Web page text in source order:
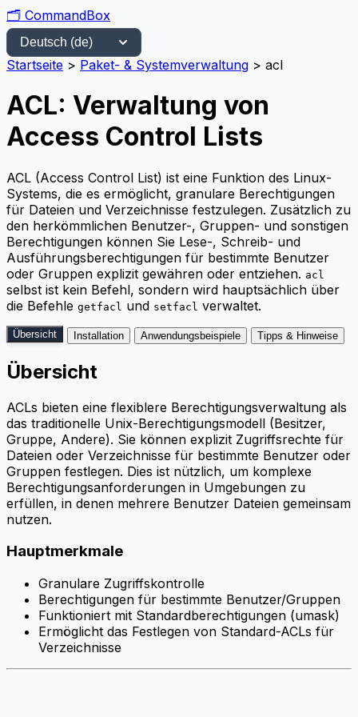
🗂️ CommandBox
Startseite > Paket- & Systemverwaltung > acl
ACL: Verwaltung von
Access Control Lists
ACL (Access Control List) ist eine Funktion des Linux-
Systems, die es ermöglicht, granulare Berechtigungen
für Dateien und Verzeichnisse festzulegen. Zusätzlich zu
den herkömmlichen Benutzer-, Gruppen- und sonstigen
Berechtigungen können Sie Lese-, Schreib- und
Ausführungsberechtigungen für bestimmte Benutzer
oder Gruppen explizit gewähren oder entziehen. acl
selbst ist kein Befehl, sondern wird hauptsächlich über
die Befehle getfacl und setfacl verwaltet.
Übersicht Installation Anwendungsbeispiele Tipps & Hinweise
Übersicht
ACLs bieten eine flexiblere Berechtigungsverwaltung als
das traditionelle Unix-Berechtigungsmodell (Besitzer,
Gruppe, Andere). Sie können explizit Zugriffsrechte für
Dateien oder Verzeichnisse für bestimmte Benutzer oder
Gruppen festlegen. Dies ist nützlich, um komplexe
Berechtigungsanforderungen in Umgebungen zu
erfüllen, in denen mehrere Benutzer Dateien gemeinsam
nutzen.
Hauptmerkmale
Granulare Zugriffskontrolle
Berechtigungen für bestimmte Benutzer/Gruppen
Funktioniert mit Standardberechtigungen (umask)
Ermöglicht das Festlegen von Standard-ACLs für
Verzeichnisse